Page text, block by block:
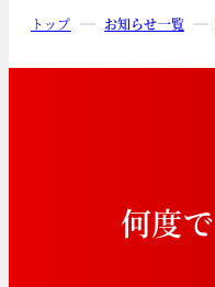
トップ お知らせ一覧
何度で